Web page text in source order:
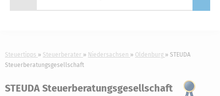
Steuertipps Steuerberater Niedersachsen Oldenburg
STEUDA
Steuerberatungsgesellschaft
STEUDA Steuerberatungsgesellschaft